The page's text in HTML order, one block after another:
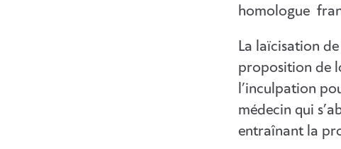
homologue
La laïcisation
proposition de
l’inculpation
médecin qui
entraînant la